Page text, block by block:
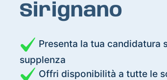
Sirignano
Presenta la tua candidatura
supplenza
Offri disponibilità a tutte le